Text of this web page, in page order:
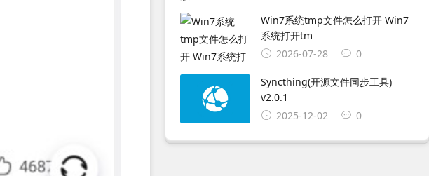
Win7系统tmp文件怎么打开 Win7
系统打开tm
2026-07-28
0
Syncthing(开源文件同步工具)
v2.0.1
2025-12-02
0